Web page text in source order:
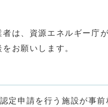
は、資源エネルギー庁
お願いします。
定申請を行う施設が事前